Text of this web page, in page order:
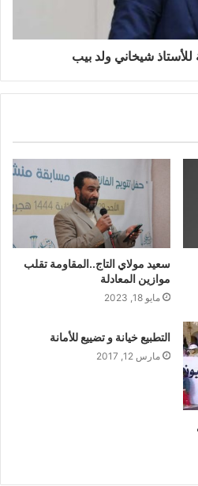
للأستاذ شيخاني ولد بيب
سعيد مولاي التاج..المقاومة تقلب
موازين المعادلة
مايو 18, 2023
التطبيع خيانة و تضييع للأمانة
مارس 12, 2017